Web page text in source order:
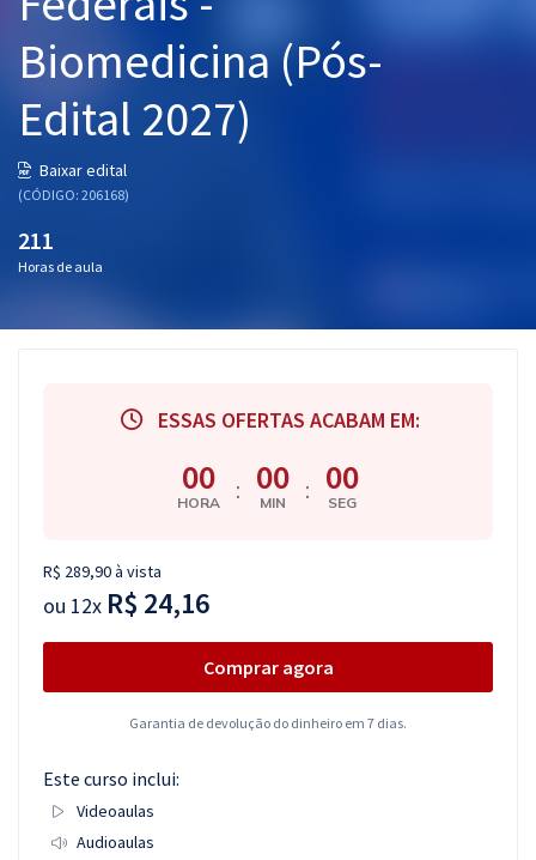
Pós
Graduação
OAB
Mentorias
Questões grátis
Biomedicina (Pós-
Edital 2027)
Baixar edital
(CÓDIGO: 206168)
211
Horas de aula
ESSAS OFERTAS ACABAM EM:
00
HORA : 00
MIN : 00
SEG
R$ 289,90 à vista
ou 12x R$ 24,16
Comprar agora
Garantia de devolução do dinheiro em 7 dias.
Este curso inclui:
Videoaulas
Audioaulas